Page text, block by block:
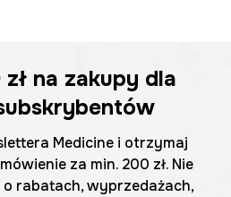
na zakupy dla
Medicine i otrzymaj
za min. 200 zł. Nie
rabatach, wyprzedażach,